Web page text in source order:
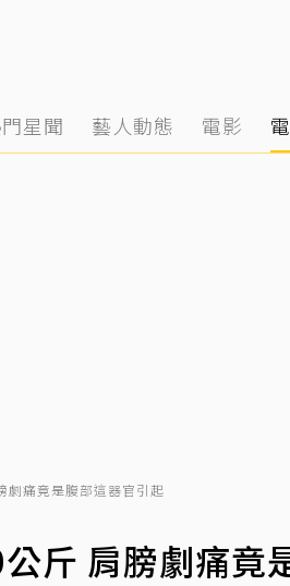
星聞 藝人動態 電影
劇痛竟是腹部這器官引起
斤 肩膀劇痛竟